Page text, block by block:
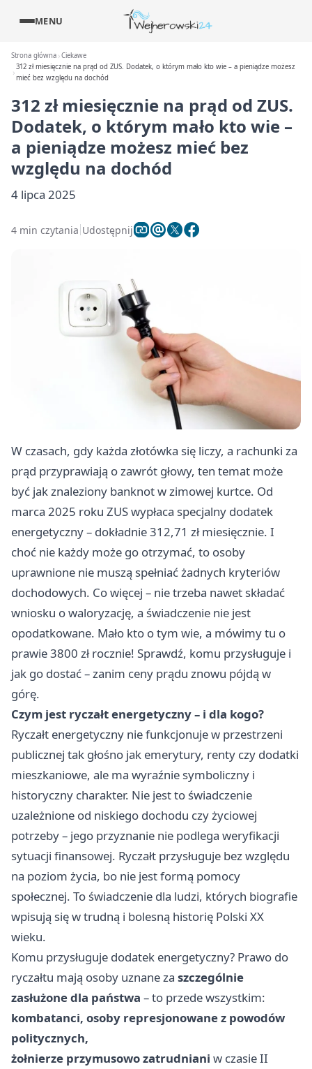
MENU
Strona główna Ciekawe
312 zł miesięcznie na prąd od ZUS. Dodatek, o którym mało kto wie – a pieniądze możesz
mieć bez względu na dochód
312 zł miesięcznie na prąd od ZUS.
Dodatek, o którym mało kto wie –
a pieniądze możesz mieć bez
względu na dochód
4 lipca 2025
4 min czytania Udostępnij
W czasach, gdy każda złotówka się liczy, a rachunki za
prąd przyprawiają o zawrót głowy, ten temat może
być jak znaleziony banknot w zimowej kurtce. Od
marca 2025 roku ZUS wypłaca specjalny dodatek
energetyczny – dokładnie 312,71 zł miesięcznie. I
choć nie każdy może go otrzymać, to osoby
uprawnione nie muszą spełniać żadnych kryteriów
dochodowych. Co więcej – nie trzeba nawet składać
wniosku o waloryzację, a świadczenie nie jest
opodatkowane. Mało kto o tym wie, a mówimy tu o
prawie 3800 zł rocznie! Sprawdź, komu przysługuje i
jak go dostać – zanim ceny prądu znowu pójdą w
górę.
Czym jest ryczałt energetyczny – i dla kogo?
Ryczałt energetyczny nie funkcjonuje w przestrzeni
publicznej tak głośno jak emerytury, renty czy dodatki
mieszkaniowe, ale ma wyraźnie symboliczny i
historyczny charakter. Nie jest to świadczenie
uzależnione od niskiego dochodu czy życiowej
potrzeby – jego przyznanie nie podlega weryfikacji
sytuacji finansowej. Ryczałt przysługuje bez względu
na poziom życia, bo nie jest formą pomocy
społecznej. To świadczenie dla ludzi, których biografie
wpisują się w trudną i bolesną historię Polski XX
wieku.
Komu przysługuje dodatek energetyczny? Prawo do
ryczałtu mają osoby uznane za szczególnie
zasłużone dla państwa – to przede wszystkim:
kombatanci, osoby represjonowane z powodów
politycznych,
żołnierze przymusowo zatrudniani w czasie II